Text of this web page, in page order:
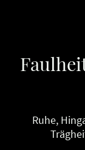
Ruhe,